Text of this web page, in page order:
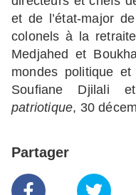
et de l’état-major
colonels à la
Medjahed et
mondes politique
Soufiane Djilali
patriotique, 30
Partager